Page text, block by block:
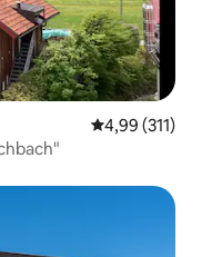
4,99 av 5 i
4,99 (311)